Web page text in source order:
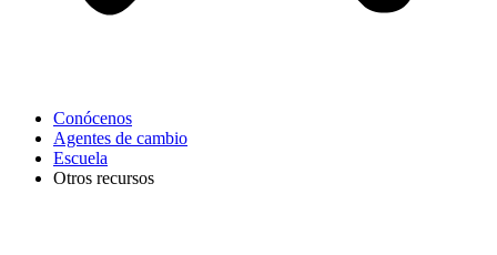
Conócenos
Agentes de cambio
Escuela
Otros recursos